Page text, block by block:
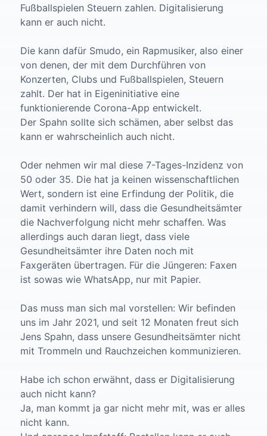
Fußballspielen Steuern zahlen. Digitalisierung
kann er auch nicht.
Die kann dafür Smudo, ein Rapmusiker, also einer
von denen, der mit dem Durchführen von
Konzerten, Clubs und Fußballspielen, Steuern
zahlt. Der hat in Eigeninitiative eine
funktionierende Corona-App entwickelt.
Der Spahn sollte sich schämen, aber selbst das
kann er wahrscheinlich auch nicht.
Oder nehmen wir mal diese 7-Tages-Inzidenz von
50 oder 35. Die hat ja keinen wissenschaftlichen
Wert, sondern ist eine Erfindung der Politik, die
damit verhindern will, dass die Gesundheitsämter
die Nachverfolgung nicht mehr schaffen. Was
allerdings auch daran liegt, dass viele
Gesundheitsämter ihre Daten noch mit
Faxgeräten übertragen. Für die Jüngeren: Faxen
ist sowas wie WhatsApp, nur mit Papier.
Das muss man sich mal vorstellen: Wir befinden
uns im Jahr 2021, und seit 12 Monaten freut sich
Jens Spahn, dass unsere Gesundheitsämter nicht
mit Trommeln und Rauchzeichen kommunizieren.
Habe ich schon erwähnt, dass er Digitalisierung
auch nicht kann?
Ja, man kommt ja gar nicht mehr mit, was er alles
nicht kann.